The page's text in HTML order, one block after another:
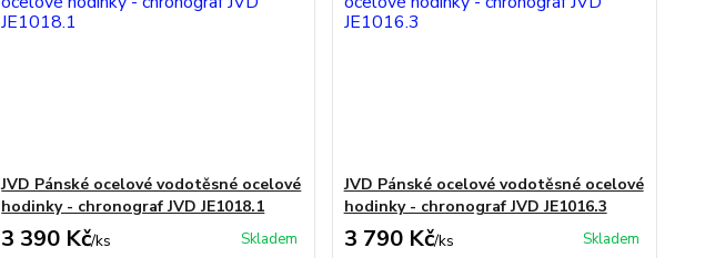
JVD Pánské ocelové vodotěsné ocelové
hodinky - chronograf JVD JE1018.1
3 390 Kč/ks Skladem
JVD Pánské ocelové vodotěsné ocelové
hodinky - chronograf JVD JE1016.3
3 790 Kč/ks Skladem